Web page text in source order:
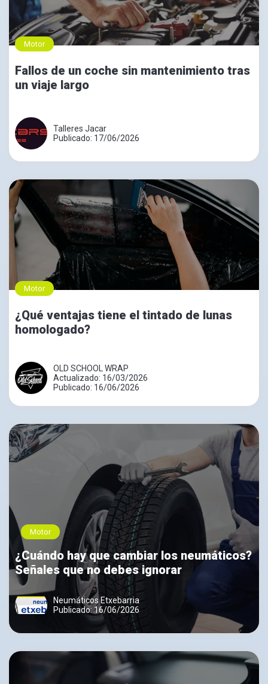
Motor
Fallos de un coche sin mantenimiento tras
un viaje largo
Talleres Jacar
Publicado: 17/06/2026
Motor
¿Qué ventajas tiene el tintado de lunas
homologado?
OLD SCHOOL WRAP
Actualizado: 16/03/2026
Publicado: 16/06/2026
Motor
¿Cuándo hay que cambiar los neumáticos?
Señales que no debes ignorar
Neumáticos Etxebarria
Publicado: 16/06/2026